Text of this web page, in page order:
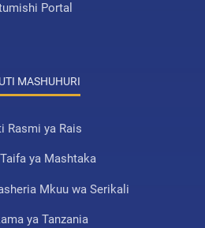
Portal
MASHUHURI
Rasmi ya Rais
ya Mashtaka
Mkuu wa Serikali
ya Tanzania